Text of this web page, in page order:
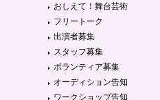
おしえて！舞台芸術
フリートーク
出演者募集
スタッフ募集
ボランティア募集
オーディション告知
ワークショップ告知